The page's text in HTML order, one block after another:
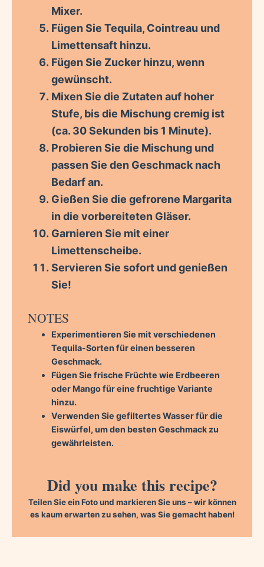
Mixer.
Fügen Sie Tequila, Cointreau und
Limettensaft hinzu.
Fügen Sie Zucker hinzu, wenn
gewünscht.
Mixen Sie die Zutaten auf hoher
Stufe, bis die Mischung cremig ist
(ca. 30 Sekunden bis 1 Minute).
Probieren Sie die Mischung und
passen Sie den Geschmack nach
Bedarf an.
Gießen Sie die gefrorene Margarita
in die vorbereiteten Gläser.
Garnieren Sie mit einer
Limettenscheibe.
Servieren Sie sofort und genießen
Sie!
NOTES
Experimentieren Sie mit verschiedenen
Tequila-Sorten für einen besseren
Geschmack.
Fügen Sie frische Früchte wie Erdbeeren
oder Mango für eine fruchtige Variante
hinzu.
Verwenden Sie gefiltertes Wasser für die
Eiswürfel, um den besten Geschmack zu
gewährleisten.
Did you make this recipe?
Teilen Sie ein Foto und markieren Sie uns – wir können
es kaum erwarten zu sehen, was Sie gemacht haben!